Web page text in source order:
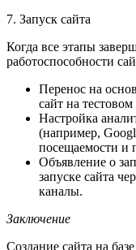
7. Запуск сайта
Когда все этапы
работоспособности
Перенос на
сайт на
Настройка
(например,
посещаемости и
Объявление о
запуске сайта
каналы.
Заключение
Создание сайта на